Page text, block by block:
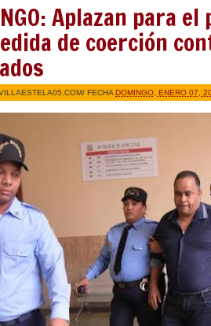
Aplazan para
de coerción
/ FECHA DOMINGO, ENERO 07,